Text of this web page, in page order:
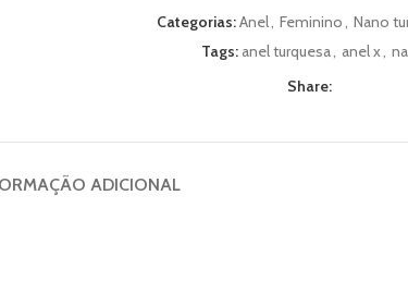
Categorias:Anel, Feminino, Nano
Tags: anel turquesa, anel x,
Share:
ADICIONAL